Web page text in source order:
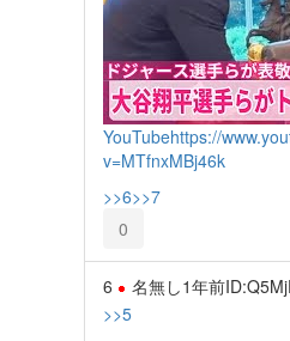
YouTubehttps://
v=MTfnxMBj46k
>>6>>7
0
6 名無し1年前
>>5